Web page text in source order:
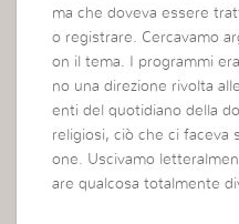
ma che doveva essere
o registrare. Cercavamo
on il tema. I programmi
no una direzione rivolta
enti del quotidiano della
religiosi, ciò che ci faceva
one. Uscivamo
are qualcosa totalmente